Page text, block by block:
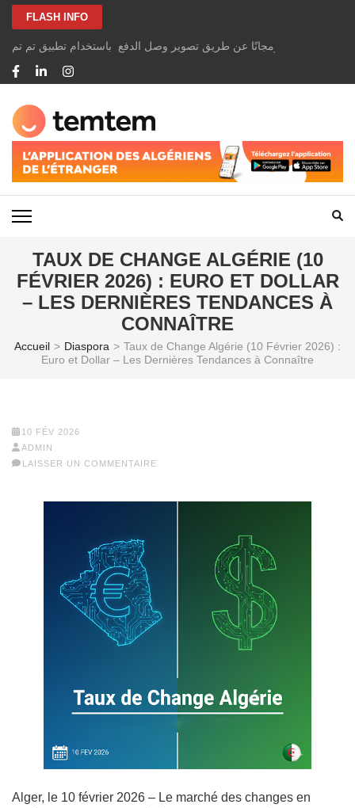
Aller
au
contenu
(Pressez
Entrée)
FLASH INFO
بك بسهولة ومجانًا عن طريق تصوير وصل الدفع باستخدام تطبيق تم تم
TEMTEM NEWS
TAUX DE CHANGE ALGÉRIE (10
FÉVRIER 2026) : EURO ET DOLLAR
– LES DERNIÈRES TENDANCES À
CONNAÎTRE
Accueil > Diaspora > Taux de Change Algérie (10 Février 2026) :
Euro et Dollar – Les Dernières Tendances à Connaître
10 FÉV 2026
ADMIN
LAISSER UN COMMENTAIRE
Alger, le 10 février 2026 – Le marché des changes en